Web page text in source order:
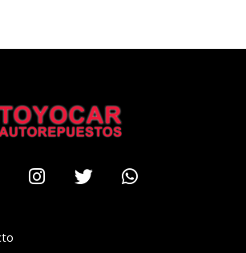
Instagram
TwitterWhatsapp